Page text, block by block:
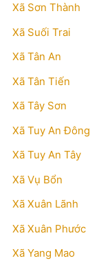
Xã Sơn Thành
Xã Suối Trai
Xã Tân An
Xã Tân Tiến
Xã Tây Sơn
Xã Tuy An Đông
Xã Tuy An Tây
Xã Vụ Bổn
Xã Xuân Lãnh
Xã Xuân Phước
Xã Yang Mao